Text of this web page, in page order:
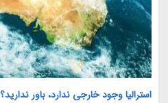
استرالیا وجود خارجی ندارد، باور